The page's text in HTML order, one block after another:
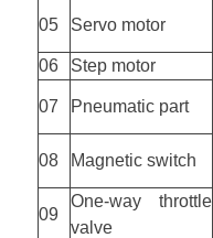
05 Servo motor
06
Step motor
07 Pneumatic part
08 Magnetic switch
09
One-way throttle
valve